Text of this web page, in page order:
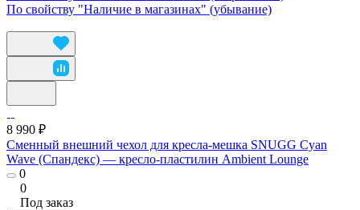
По свойству "Наличие в магазинах" (убывание)
8 990 ₽
Сменный внешний чехол для кресла-мешка SNUGG Cyan
Wave (Спандекс) — кресло-пластилин Ambient Lounge
0
0
Под заказ